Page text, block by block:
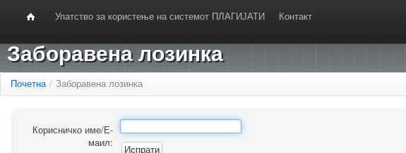
Упатство за користење на системот ПЛАГИЈАТИ Контакт
Заборавена лозинка
Почетна / Заборавена лозинка
Корисничко име/Е-
маил: